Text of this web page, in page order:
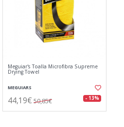
Meguiar's Toalla Microfibra Supreme
Drying Towel
MEGUIARS
44,19€ 50,85€ - 13%